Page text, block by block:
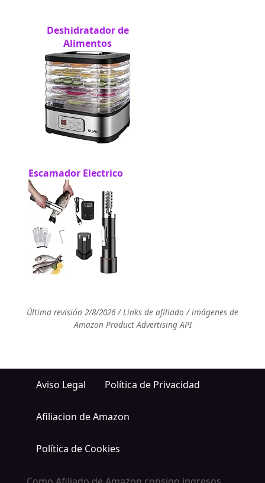
Deshidratador de
Alimentos
Escamador Electrico
Última revisión 2/8/2026 / Links de afiliado / imágenes de
Amazon Product Advertising API
Aviso Legal Política de Privacidad
Afiliacion de Amazon
Política de Cookies